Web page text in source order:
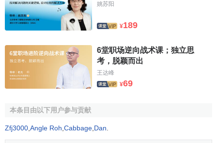
越大，項目所承擔的風險就越小。
7、對以上分析結果作綜合評價，說明項目是否可行及承
期望值法應用示例 [1]
【例】某投資者以25萬元購買了一個商鋪單位2年的
概率分別為0.2、0.6和o.2；第二年凈現金流量可能為：28萬
元、22萬元和16萬元，概率分別為O.15、0.7和0.15，若折現
率為10％，問該購買商鋪的投資是否可行。
姚苏阳
¥189
6堂职场逆向战术课；独立思
考，脱颖而出
王达峰
¥69
本条目由以下用户参与贡献
Zfj3000 Angle Roh Cabbage Dan